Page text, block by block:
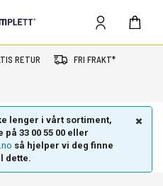
RETUR FRI FRAKT*
lenger i vårt sortiment,
33 00 55 00 eller
så hjelper vi deg finne
dette.